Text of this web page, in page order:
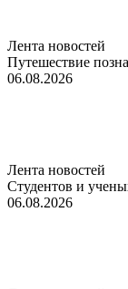
Лента новостей
Путешествие
06.08.2026
Лента новостей
Студентов и
06.08.2026